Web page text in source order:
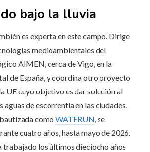
bajo la lluvia
es experta en este campo. Dirige
medioambientales del
AIMEN, cerca de Vigo, en la
de España, y coordina otro proyecto
UE cuyo objetivo es dar solución al
aguas de escorrentía en las ciudades.
como WATERUN, se
cuatro años, hasta mayo de 2026.
trabajado los últimos dieciocho años